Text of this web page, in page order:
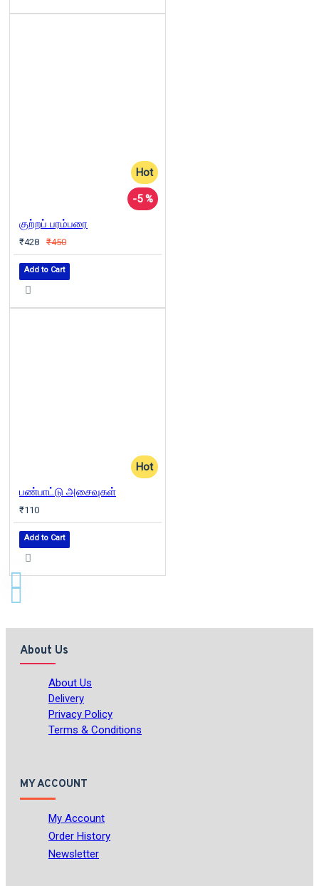
Hot
-5 %
குற்றப் பரம்பரை
₹428 ₹450
Add to Cart
Hot
பண்பாட்டு அசைவுகள்
₹110
Add to Cart
About Us
About Us
Delivery
Privacy Policy
Terms & Conditions
MY ACCOUNT
My Account
Order History
Newsletter